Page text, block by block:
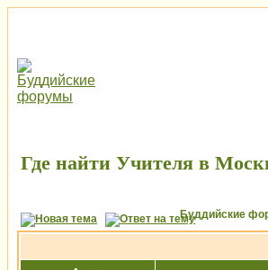
Где найти Учителя в
Буддийские